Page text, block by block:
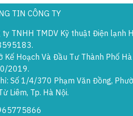
TIN CÔNG TY
ty TNHH TMDV Kỹ thuật Điện lạnh
Kế Hoạch Và Đầu Tư Thành Phố
2019.
Số 1/4/370 Phạm Văn Đồng,
Liêm, Tp. Hà Nội.